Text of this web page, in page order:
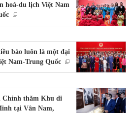
hoá-du lịch Việt Nam
bào luôn là một đại
Nam-Trung Quốc
Chính thăm Khu di
tại Vân Nam,